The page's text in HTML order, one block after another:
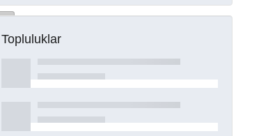
Topluluklar